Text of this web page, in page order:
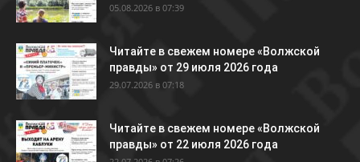
05.08.2026 в 07:39
Читайте в свежем номере «Волжской
правды» от 29 июля 2026 года
29.07.2026 в 07:18
Читайте в свежем номере «Волжской
правды» от 22 июля 2026 года